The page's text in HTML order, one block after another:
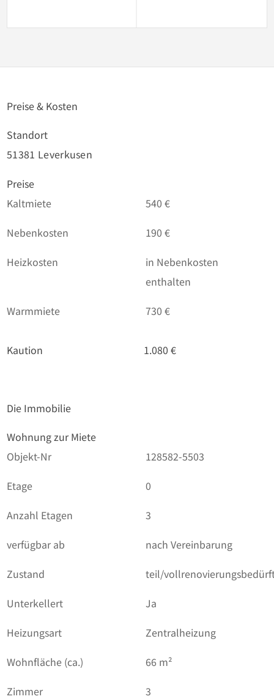
Preise & Kosten
Standort
51381 Leverkusen
Preise
Kaltmiete
540 €
Nebenkosten
190 €
Heizkosten
in Nebenkosten
enthalten
Warmmiete
730 €
Kaution 1.080 €
Die Immobilie
Wohnung zur Miete
Objekt-Nr
128582-5503
Etage
0
Anzahl Etagen
3
verfügbar ab
nach Vereinbarung
Zustand
teil/
Unterkellert
Ja
Heizungsart
Zentralheizung
Wohnfläche (ca.)
66 m²
Zimmer
3